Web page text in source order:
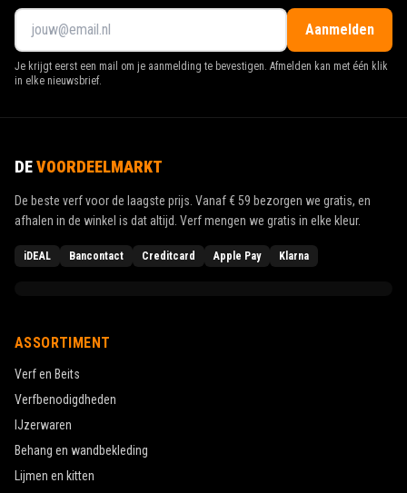
Aanmelden
Je krijgt eerst een mail om je aanmelding te bevestigen. Afmelden kan met één klik
in elke nieuwsbrief.
DEVOORDEELMARKT
De beste verf voor de laagste prijs. Vanaf€ 59 bezorgen we gratis, en
afhalen in de winkel is dat altijd. Verf mengen we gratis in elke kleur.
iDEAL Bancontact Creditcard Apple Pay Klarna
ASSORTIMENT
Verf en Beits
Verfbenodigdheden
IJzerwaren
Behang en wandbekleding
Lijmen en kitten